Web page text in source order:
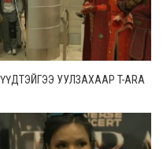
УУЛЗАХААР T-ARA